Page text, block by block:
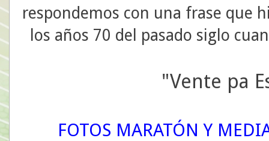
respondemos con una frase que
los años 70 del pasado siglo
"Vente pa
FOTOS MARATÓN Y